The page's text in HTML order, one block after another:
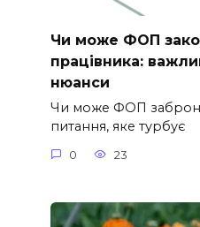
Чи може ФОП
працівника:
нюанси
Чи може ФОП
питання, яке турбує
0 23